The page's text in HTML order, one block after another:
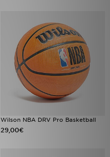
Wilson NBA DRV Pro Basketball
29,00€